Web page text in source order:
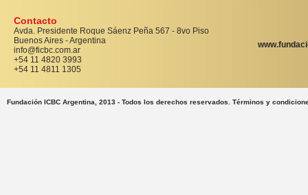
Contacto
Avda. Presidente Roque Sáenz Peña 567 - 8vo Piso
Buenos Aires - Argentina
info@ficbc.com.ar
+54 11 4820 3993
+54 11 4811 1305
Fundación ICBC Argentina, 2013 - Todos los derechos reservados. Términos y